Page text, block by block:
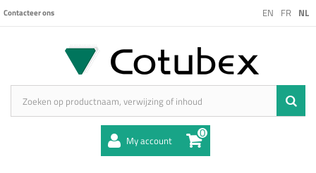
EN FR NL
Contacteer ons
My account 0